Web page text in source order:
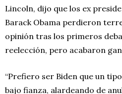
Lincoln, dijo que los ex
Barack Obama perdieron
opinión tras los primeros
reelección, pero acabaron
“Prefiero ser Biden que un
bajo fianza, alardeando de